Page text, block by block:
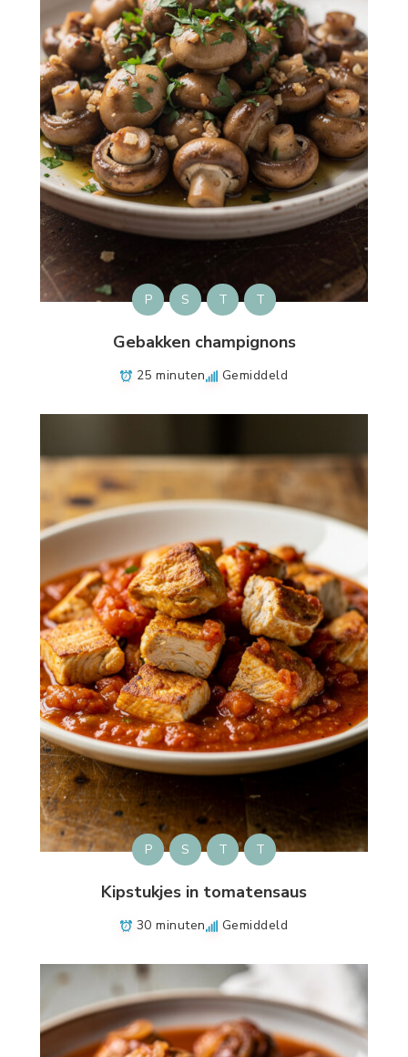
P S T T
Gebakken champignons
25 minuten Gemiddeld
P S T T
Kipstukjes in tomatensaus
30 minuten Gemiddeld